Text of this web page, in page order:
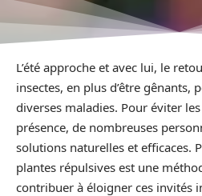
L’été approche et avec lui, le
insectes, en plus d’être gênants,
diverses maladies. Pour éviter
présence, de nombreuses
solutions naturelles et efficaces.
plantes répulsives est une
contribuer à éloigner ces invités